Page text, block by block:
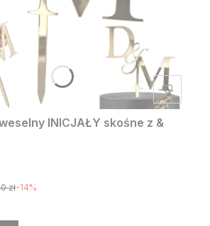
INICJAŁY skośne z &
zł-14%